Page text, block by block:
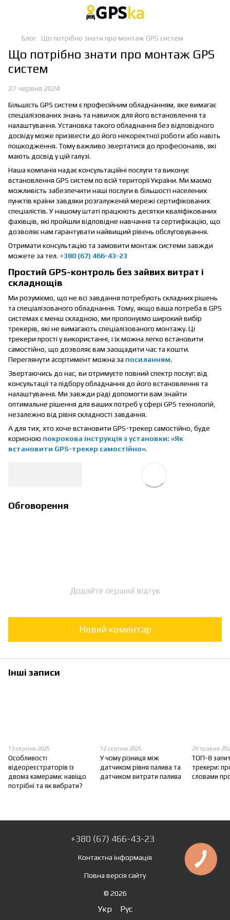
Блог Що потрібно знати про монтаж GPS систем
Що потрібно знати про монтаж GPS
систем
27 червня 2024
Більшість GPS систем є професійним обладнанням, яке вимагає
спеціалізованих знань та навичок для його встановлення та
налаштування. Установка такого обладнання без відповідного
досвіду може призвести до його некоректної роботи або навіть
пошкодження. Тому важливо звертатися до професіоналів, які
мають досвід у цій галузі.
Наша компанія надає консультаційні послуги та виконує
встановлення GPS систем по всій території України. Ми маємо
можливість забезпечити наші послуги в більшості населених
пунктів країни завдяки розгалуженій мережі сертифікованих
спеціалістів. У нашому штаті працюють десятки кваліфікованих
фахівців, які пройшли відповідне навчання та сертифікацію, що
дозволяє нам гарантувати найвищий рівень обслуговування.
Отримати консультацію та замовити монтаж системи завжди
можете за тел. +380 (67) 466-43-23
Простий GPS-контроль без зайвих витрат і
складнощів
Ми розуміємо, що не всі завдання потребують складних рішень
та спеціалізованого обладнання. Тому, якщо ваша потреба в GPS
системах є менш складною, ми пропонуємо широкий вибір
трекерів, які не вимагають спеціалізованого монтажу. Ці
трекери прості у використанні, і їх можна легко встановити
самостійно, що дозволяє вам заощадити час та кошти.
Переглянути асортимент можна за посиланням.
Звертаючись до нас, ви отримуєте повний спектр послуг: від
консультації та підбору обладнання до його встановлення та
налаштування. Ми завжди раді допомогти вам знайти
оптимальне рішення для ваших потреб у сфері GPS технологій,
незалежно від рівня складності завдання.
А для тих, хто хоче встановити GPS-трекер самостійно, буде
корисною покрокова інструкція з установки: «Як
встановити GPS-трекер самостійно».
Обговорення
Додайте перший відгук
Новий коментар
Інші записи
13 серпня 2025
Особливості
відеореєстраторів із
двома камерами: навіщо
потрібні та як вибрати?
12 серпня 2025
У чому різниця між
датчиком рівня палива та
датчиком витрати палива
29 травня
ТОП-8
трекери:
словами
+380 (67) 466-43-23
Контактна інформація
Повна версія сайту
© 2026
Укр Рус